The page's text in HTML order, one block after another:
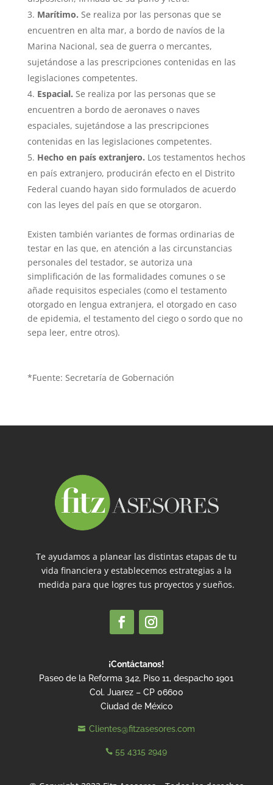
Marítimo. Se realiza por las personas que se
encuentren en alta mar, a bordo de navíos de la
Marina Nacional, sea de guerra o mercantes,
sujetándose a las prescripciones contenidas en las
legislaciones competentes.
Espacial. Se realiza por las personas que se
encuentren a bordo de aeronaves o naves
espaciales, sujetándose a las prescripciones
contenidas en las legislaciones competentes.
Hecho en país extranjero. Los testamentos hechos
en país extranjero, producirán efecto en el Distrito
Federal cuando hayan sido formulados de acuerdo
con las leyes del país en que se otorgaron.
Existen también variantes de formas ordinarias de
testar en las que, en atención a las circunstancias
personales del testador, se autoriza una
simplificación de las formalidades comunes o se
añade requisitos especiales (como el testamento
otorgado en lengua extranjera, el otorgado en caso
de epidemia, el testamento del ciego o sordo que no
sepa leer, entre otros).
*Fuente: Secretaría de Gobernación
Te ayudamos a planear las distintas etapas de tu
vida financiera y establecemos estrategias a la
medida para que logres tus proyectos y sueños.
¡Contáctanos!
Paseo de la Reforma 342, Piso 11, despacho 1901
Col. Juarez – CP 06600
Ciudad de México
 Clientes@fitzasesores.com
 55 4315 2949